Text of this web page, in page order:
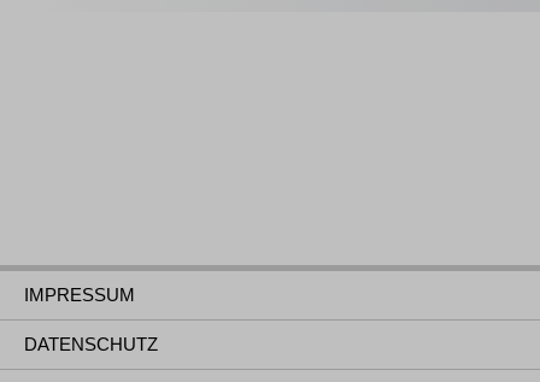
IMPRESSUM
DATENSCHUTZ